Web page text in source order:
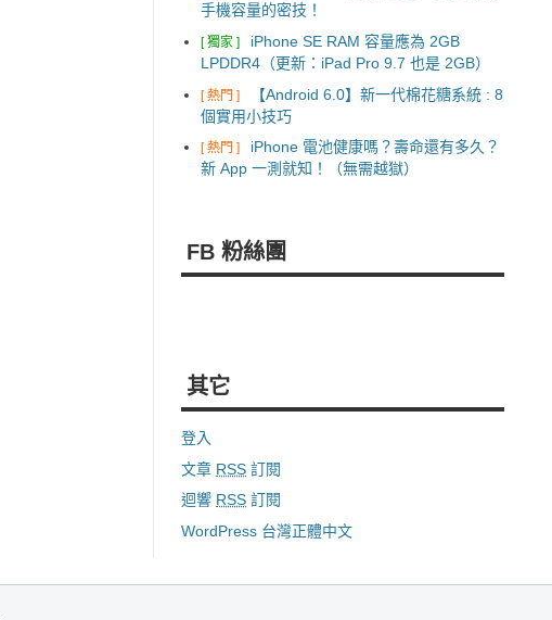
手機容量的密技！
[ 獨家 ]
iPhone SE RAM 容量應為 2GB
LPDDR4（更新：iPad Pro 9.7 也是 2GB）
[ 熱門 ]
【Android 6.0】新一代棉花糖系統 : 8
個實用小技巧
[ 熱門 ]
iPhone 電池健康嗎？壽命還有多久？
新 App 一測就知！（無需越獄）
FB 粉絲團
其它
登入
文章 RSS 訂閱
迴響 RSS 訂閱
WordPress 台灣正體中文